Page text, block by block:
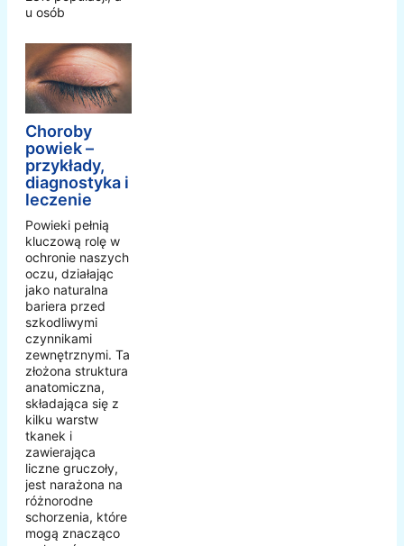
u osób
Choroby
powiek –
przykłady,
diagnostyka i
leczenie
Powieki pełnią
kluczową rolę w
ochronie naszych
oczu, działając
jako naturalna
bariera przed
szkodliwymi
czynnikami
zewnętrznymi. Ta
złożona struktura
anatomiczna,
składająca się z
kilku warstw
tkanek i
zawierająca
liczne gruczoły,
jest narażona na
różnorodne
schorzenia, które
mogą znacząco